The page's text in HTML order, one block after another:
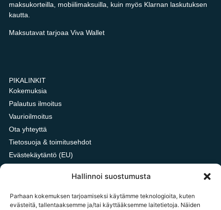
Hallinnoi suostumusta
Parhaan kokemuksen tarjoamiseksi käytämme teknologioita, kuten
evästeitä, tallentaaksemme ja/tai käyttääksemme laitetietoja. Näiden
maksukorteilla, mobiilimaksuilla, kuin myös Klarnan laskutuksen
kautta.
Maksutavat tarjoaa Viva Wallet
PIKALINKIT
Kokemuksia
Palautus ilmoitus
Vaurioilmoitus
Ota yhteyttä
Tietosuoja & toimitusehdot
Evästekäytäntö (EU)